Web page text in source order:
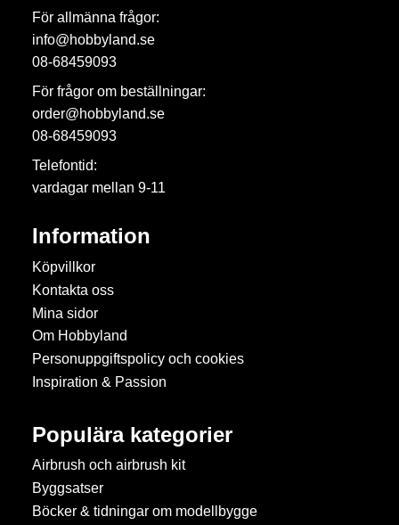
För allmänna frågor:
info@hobbyland.se
08-68459093
För frågor om beställningar:
order@hobbyland.se
08-68459093
Telefontid:
vardagar mellan 9-11
Information
Köpvillkor
Kontakta oss
Mina sidor
Om Hobbyland
Personuppgiftspolicy och cookies
Inspiration & Passion
Populära kategorier
Airbrush och airbrush kit
Byggsatser
Böcker & tidningar om modellbygge